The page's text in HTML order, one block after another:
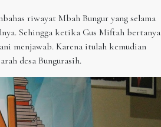
riwayat Mbah Bungur yang selama
Sehingga ketika Gus Miftah bertanya
menjawab. Karena itulah kemudian
desa Bungurasih.